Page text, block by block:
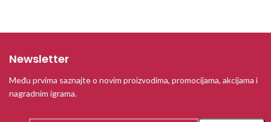
Newsletter
Među prvima saznajte o novim proizvodima, promocijama, akcijama i
nagradnim igrama.